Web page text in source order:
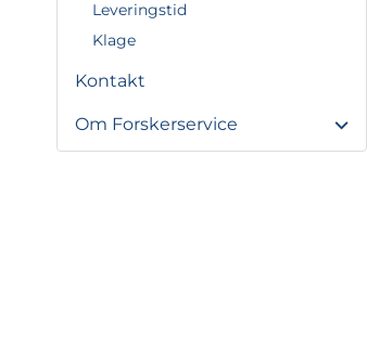
Leveringstid
Klage
Kontakt
Om Forskerservice